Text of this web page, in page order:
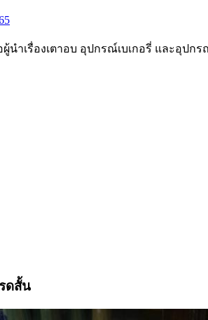
นำเรื่องเตาอบ อุปกรณ์เบเกอรี่ และอุปก
ดสั้น